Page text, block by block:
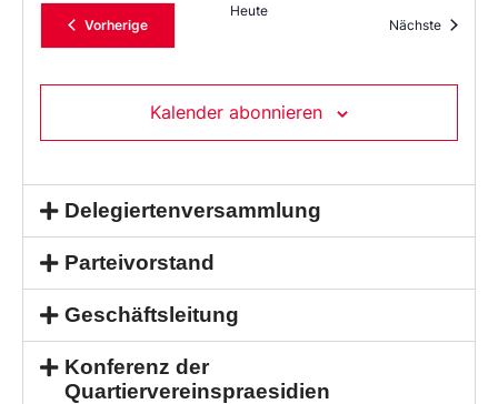
VorherigeVeranstaltungen
Heute
Nächste
Kalender abonnieren
Delegiertenversammlung
Parteivorstand
Geschäftsleitung
Konferenz der
Quartiervereinspraesidien